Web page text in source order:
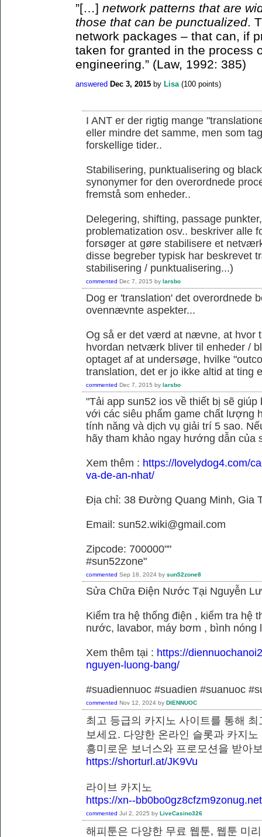
”[…] network patterns that are
those that can be punctualized.
network packages – that can, if
taken for granted in the process
engineering.” (Law, 1992: 385)
answered Dec 3, 2015 by Lisa (100 points)
I ANT er der rigtig mange
eller mindre det samme, men som
forskellige tider..
Stabilisering, punktualisering og
synonymer for den overordnede
fremstå som enheder..
Delegering, shifting, passage
problematization osv.. beskriver alle
forsøger at gøre stabilisere et
disse begreber typisk har beskrevet
stabilisering / punktualisering...)
commented Dec 7, 2015 by larsbo
Dog er 'translation' det overordnede
ovennævnte aspekter...
Og så er det værd at nævne, at hvor
hvordan netværk bliver til enheder /
optaget af at undersøge, hvilke
translation, det er jo ikke altid at ting
commented Dec 7, 2015 by larsbo
"Tải app sun52 ios về thiết bị sẽ
với các siêu phẩm game chất lượng
tính năng và dịch vụ giải trí 5 sao.
hãy tham khảo ngay hướng dẫn của
Xem thêm : https://lovelydog4.com/
va-de-an-nhat/
Địa chỉ: 38 Đường Quang Minh, Gia
Email: sun52.wiki@gmail.com
Zipcode: 700000""
#sun52zone"
commented Sep 18, 2024 by sun52zone8
Sửa Chữa Điện Nước Tại Nguyễn
Kiểm tra hệ thống điện , kiểm tra hệ
nước, lavabor, máy bơm , bình nóng
Xem thêm tại : https://
nguyen-luong-bang/
#suadiennuoc #suadien #suanuoc
commented Nov 12, 2024 by DIENNUOC
최고 등급의 카지노 사이트를 통해
보세요. 다양한 온라인 슬롯과 카지
흥미로운 보너스와 프로모션을 받
https://shorturl.at/JK9Vu
라이브 카지노
https://xn--bb0bo0gz8cfzm9zonug.net
commented Jul 2, 2025 by LiveCasino326
해피툰은 다양한 무료 웹툰, 웹툰 미